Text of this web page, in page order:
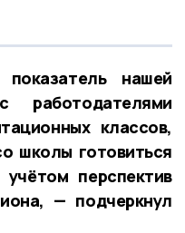
нашей
работодателями
классов,
школы готовиться
перспектив
— подчеркнул